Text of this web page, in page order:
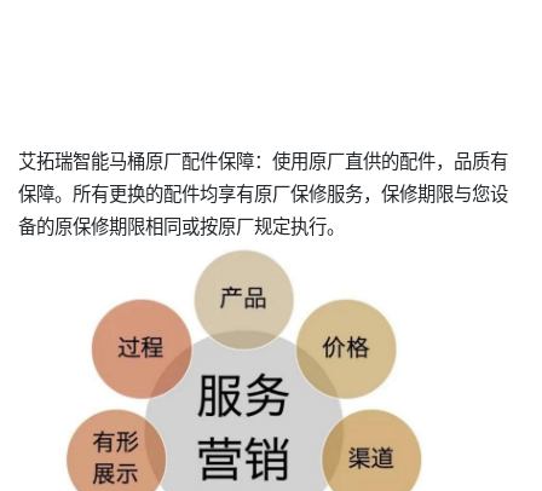
艾拓瑞智能马桶原厂配件保障：使用原厂直供的配件，品质有
保障。所有更换的配件均享有原厂保修服务，保修期限与您设
备的原保修期限相同或按原厂规定执行。